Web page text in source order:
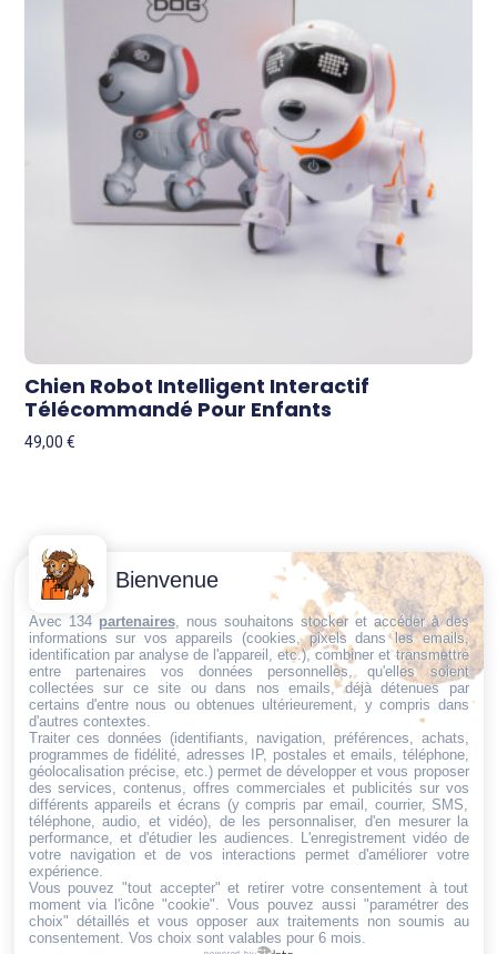
Chien Robot Intelligent Interactif
Télécommandé Pour Enfants
49,00€
Trouvez ce qu'il vous faut,
au bon endroit
Conditions
générales
de vente
Politique de
cookies
Politique de
confidentialité
Mentions
légales
Conditions de
retour et de
remboursement
Droit de
rétractation
Contactez-
Nous
Email:
dt@sasbms.fr
Bienvenue
Avec 134 partenaires, nous souhaitons stocker et accéder à des
informations sur vos appareils (cookies, pixels dans les emails,
identification par analyse de l'appareil, etc.), combiner et transmettre
entre partenaires vos données personnelles, qu'elles soient
collectées sur ce site ou dans nos emails, déjà détenues par
certains d'entre nous ou obtenues ultérieurement, y compris dans
d'autres contextes.
Traiter ces données (identifiants, navigation, préférences, achats,
programmes de fidélité, adresses IP, postales et emails, téléphone,
géolocalisation précise, etc.) permet de développer et vous proposer
des services, contenus, offres commerciales et publicités sur vos
différents appareils et écrans (y compris par email, courrier, SMS,
téléphone, audio, et vidéo), de les personnaliser, d'en mesurer la
performance, et d'étudier les audiences. L'enregistrement vidéo de
votre navigation et de vos interactions permet d'améliorer votre
expérience.
Vous pouvez "tout accepter" et retirer votre consentement à tout
moment via l'icône "cookie" . Vous pouvez aussi "paramétrer des
choix" détaillés et vous opposer aux traitements non soumis au
consentement. Vos choix sont valables pour 6 mois.